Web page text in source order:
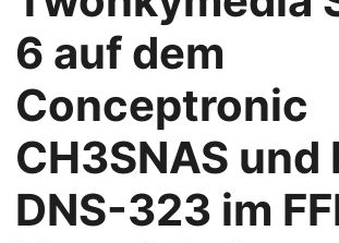
6 auf dem
Conceptronic
CH3SNAS und
DNS-323 im